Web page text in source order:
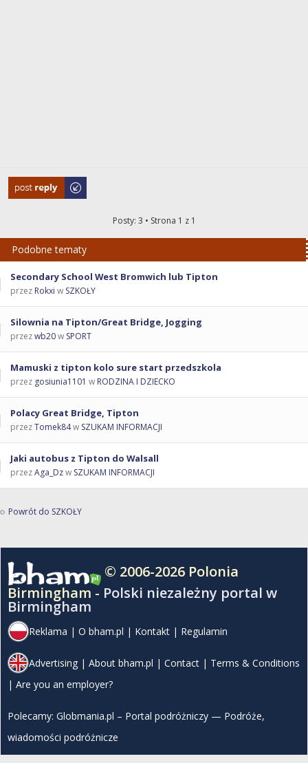
Odpowiedz
Posty: 3 • Strona 1 z 1
Podobne tematy
Secondary School West Bromwich lub Tipton
przez Rokxi w SZKOŁY
Silownia na Tipton/Great Bridge, Jogging
przezwb20w SPORT
Mamuski z tipton kolo sure start przedszkola
przez gosiunia1101 w RODZINA I DZIECKO
Polacy Great Bridge, Tipton
przezTomek84w SZUKAM INFORMACJI
Jaki autobus z Tipton do Walsall
przezAga_Dzw SZUKAM INFORMACJI
Powrót do SZKOŁY
© 2006-2026 Polonia
Birmingham - Polski niezależny portal w
Birmingham
Reklama | O bham.pl | Kontakt | Regulamin
Advertising | About bham.pl | Contact | Terms & Conditions
| Are you an employer?
Polecamy: Globmania.pl – Portal podróżniczy — Podróże,
wiadomości podróżnicze